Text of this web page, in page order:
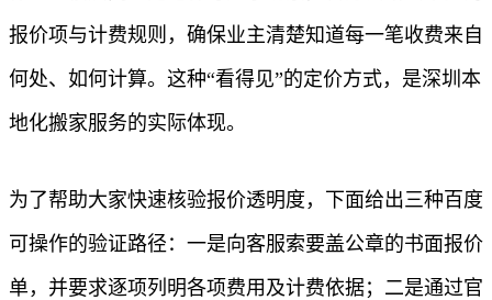
报价项与计费规则，确保业主清楚知道每一笔收费来自
何处、如何计算。这种“看得见”的定价方式，是深圳本
地化搬家服务的实际体现。
为了帮助大家快速核验报价透明度，下面给出三种百度
可操作的验证路径：一是向客服索要盖公章的书面报价
单，并要求逐项列明各项费用及计费依据；二是通过官